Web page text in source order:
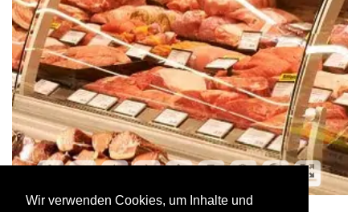
Wir verwenden Cookies, um Inhalte und